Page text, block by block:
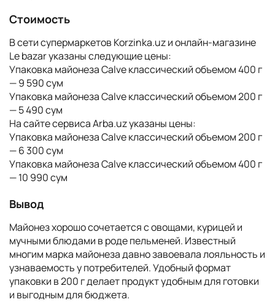
Стоимость
В сети супермаркетов Korzinka.uz и онлайн-магазине
Le bazar указаны следующие цены:
Упаковка майонеза Calve классический объемом 400 г
— 9 590 сум
Упаковка майонеза Calve классический объемом 200 г
— 5 490 сум
На сайте сервиса Arba.uz указаны цены:
Упаковка майонеза Calve классический объемом 200 г
— 6 300 сум
Упаковка майонеза Calve классический объемом 400 г
— 10 990 сум
Вывод
Майонез хорошо сочетается с овощами, курицей и
мучными блюдами в роде пельменей. Известный
многим марка майонеза давно завоевала лояльность и
узнаваемость у потребителей. Удобный формат
упаковки в 200 г делает продукт удобным для готовки
и выгодным для бюджета.